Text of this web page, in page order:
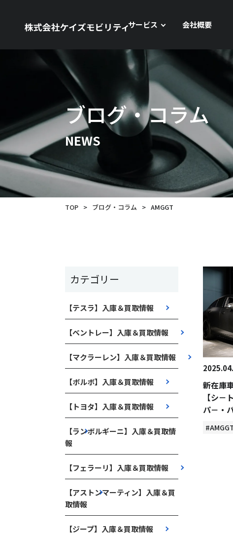
サービス 会社概要
ブログ・コラム
NEWS
TOP > ブログ・コラム > AMGGT
カテゴリー
【テスラ】入庫＆買取情報
【ベントレー】入庫＆買取情報
【マクラーレン】入庫＆買取情報
【ボルボ】入庫＆買取情報
【トヨタ】入庫＆買取情報
【ランボルギーニ】入庫＆買取情
報
【フェラーリ】入庫＆買取情報
【アストンマーティン】入庫＆買
取情報
【ジープ】入庫＆買取情報
新在庫
【シ－
パ－・